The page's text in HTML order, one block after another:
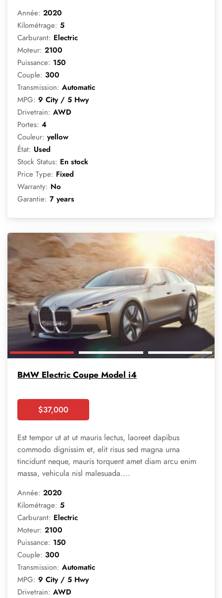
Année: 2020
Kilométrage: 5
Carburant: Electric
Moteur: 2100
Puissance: 150
Couple: 300
Transmission: Automatic
MPG: 9 City / 5 Hwy
Drivetrain: AWD
Portes: 4
Couleur: yellow
État: Used
Stock Status: En stock
Price Type: Fixed
Warranty: No
Garantie: 7 years
BMW Electric Coupe Model i4
$37,000
Booking
Est tempor ut at ut mauris lectus, laoreet dapibus
commodo dignissim et, elit risus sed magna urna
tincidunt neque, mauris torquent amet diam arcu enim
massa, vehicula nisl malesuada....
Année: 2020
Kilométrage: 5
Carburant: Electric
Moteur: 2100
Puissance: 150
Couple: 300
Transmission: Automatic
MPG: 9 City / 5 Hwy
Drivetrain: AWD